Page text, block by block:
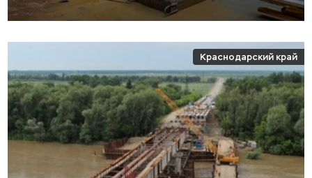
Краснодарский край